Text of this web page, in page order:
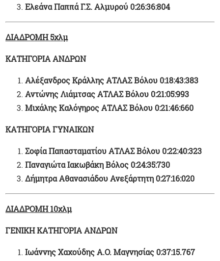
Ελεάνα Παππά Γ.Σ. Αλμυρού 0:26:36:804
ΔΙΑΔΡΟΜΗ 5χλμ
ΚΑΤΗΓΟΡΙΑ ΑΝΔΡΩΝ
Αλέξανδρος Κράλλης ΑΤΛΑΣ Βόλου 0:18:43:383
Αντώνης Λιάμτσας ΑΤΛΑΣ Βόλου 0:21:05:993
Μιχάλης Καλόγηρος ΑΤΛΑΣ Βόλου 0:21:46:660
ΚΑΤΗΓΟΡΙΑ ΓΥΝΑΙΚΩΝ
Σοφία Παπασταματίου ΑΤΛΑΣ Βόλου 0:22:40:323
Παναγιώτα Ιακωβάκη Βόλος 0:24:35:730
Δήμητρα Αθανασιάδου Ανεξάρτητη 0:27:16:020
ΔΙΑΔΡΟΜΗ 10χλμ
ΓΕΝΙΚΗ ΚΑΤΗΓΟΡΙΑ ΑΝΔΡΩΝ
Ιωάννης Χαχούδης Α.Ο. Μαγνησίας 0:37:15.767